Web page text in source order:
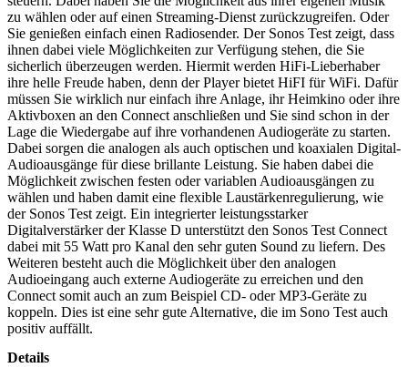
zu wählen oder auf einen Streaming-Dienst zurückzugreifen. Oder
Sie genießen einfach einen Radiosender. Der Sonos Test zeigt, dass
ihnen dabei viele Möglichkeiten zur Verfügung stehen, die Sie
sicherlich überzeugen werden. Hiermit werden HiFi-Lieberhaber
ihre helle Freude haben, denn der Player bietet HiFI für WiFi. Dafür
müssen Sie wirklich nur einfach ihre Anlage, ihr Heimkino oder ihre
Aktivboxen an den Connect anschließen und Sie sind schon in der
Lage die Wiedergabe auf ihre vorhandenen Audiogeräte zu starten.
Dabei sorgen die analogen als auch optischen und koaxialen Digital-
Audioausgänge für diese brillante Leistung. Sie haben dabei die
Möglichkeit zwischen festen oder variablen Audioausgängen zu
wählen und haben damit eine flexible Laustärkenregulierung, wie
der Sonos Test zeigt. Ein integrierter leistungsstarker
Digitalverstärker der Klasse D unterstützt den Sonos Test Connect
dabei mit 55 Watt pro Kanal den sehr guten Sound zu liefern. Des
Weiteren besteht auch die Möglichkeit über den analogen
Audioeingang auch externe Audiogeräte zu erreichen und den
Connect somit auch an zum Beispiel CD- oder MP3-Geräte zu
koppeln. Dies ist eine sehr gute Alternative, die im Sono Test auch
positiv auffällt.
Details